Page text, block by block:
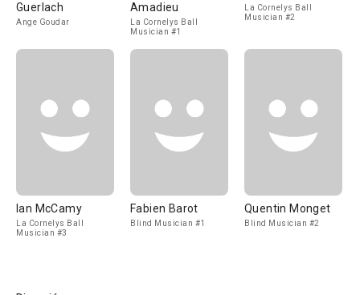
Guerlach
Ange Goudar
Amadieu
La Cornelys Ball
Musician #1
La Cornelys Ball
Musician #2
Ian McCamy
La Cornelys Ball
Musician #3
Fabien Barot
Blind Musician #1
Quentin Monget
Blind Musician #2